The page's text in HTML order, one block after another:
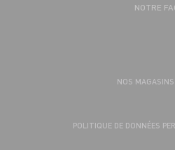
NOTRE
NOS MAGASINS
POLITIQUE DE DONNÉES